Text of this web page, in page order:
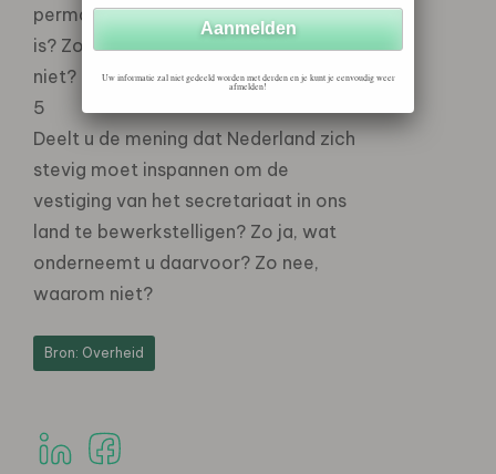
permanent secretariaat van het GRI
is? Zo ja, waarom? Zo nee, waarom
niet?
5
Deelt u de mening dat Nederland zich
stevig moet inspannen om de
vestiging van het secretariaat in ons
land te bewerkstelligen? Zo ja, wat
onderneemt u daarvoor? Zo nee,
waarom niet?
Bron: Overheid
Uw informatie zal niet gedeeld worden met derden en je kunt je eenvoudig weer
afmelden!